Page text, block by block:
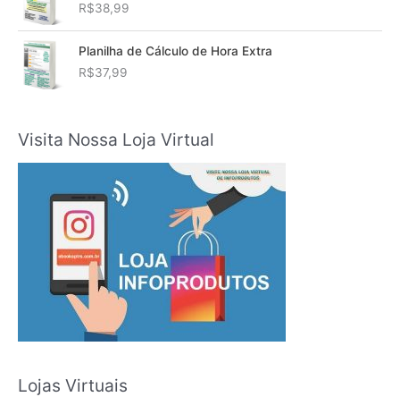
R$38,99
Planilha de Cálculo de Hora Extra
R$37,99
Visita Nossa Loja Virtual
Lojas Virtuais